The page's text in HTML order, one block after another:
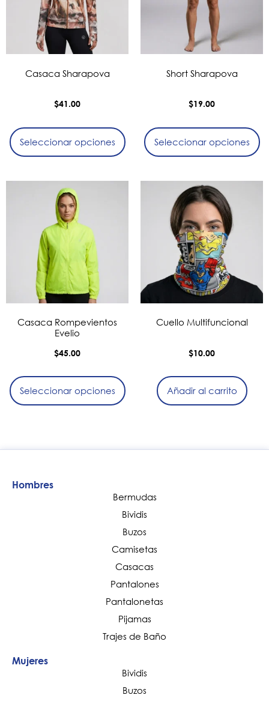
Casaca Sharapova
$41.00
Seleccionar opciones
Short Sharapova
$19.00
Seleccionar opciones
Casaca Rompevientos
Evelio
$45.00
Seleccionar opciones
Cuello Multifuncional
$10.00
Añadir al carrito
Hombres
Bermudas
Bividis
Buzos
Camisetas
Casacas
Pantalones
Pantalonetas
Pijamas
Trajes de Baño
Mujeres
Bividis
Buzos